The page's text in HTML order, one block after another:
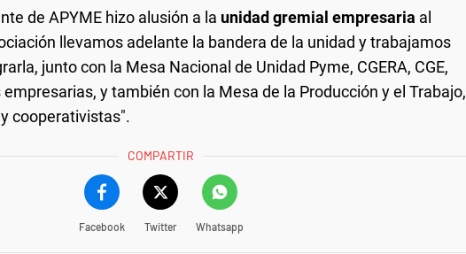
de APYME hizo alusión a la unidad gremial empresaria al
llevamos adelante la bandera de la unidad y trabajamos
junto con la Mesa Nacional de Unidad Pyme, CGERA, CGE,
y también con la Mesa de la Producción y el Trabajo,
cooperativistas".
COMPARTIR
Facebook Twitter Whatsapp